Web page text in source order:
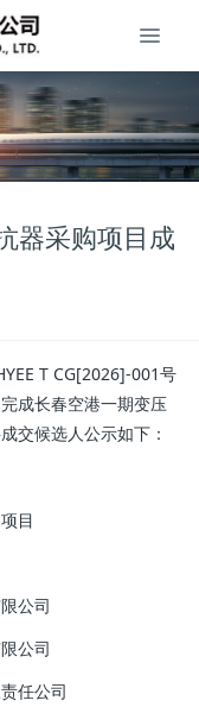
器采购项目成
T CG[2026]-001号
成长春空港一期变压
交候选人公示如下：
目
公司
公司
任公司